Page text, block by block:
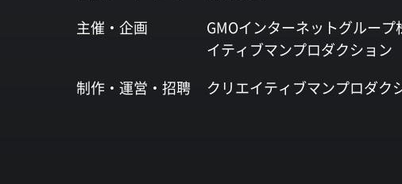
主催・企画
GMOインターネットグループ
イティブマンプロダクション
制作・運営・ 招聘 クリエイティブマンプロダク